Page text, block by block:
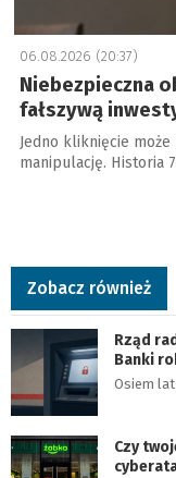
06.08.2026 (20:37)
Niebezpieczna
fałszywą
Jedno kliknięcie
manipulację. Historia
Zobacz również
Rząd
Banki
Osiem
Czy